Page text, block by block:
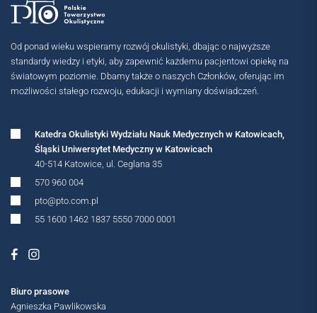
MIĘDZYNARODOWE
Od ponad wieku wspieramy rozwój okulistyki, dbając o najwyższe
standardy wiedzy i etyki, aby zapewnić każdemu pacjentowi opiekę na
światowym poziomie. Dbamy także o naszych Członków, oferując im
możliwości stałego rozwoju, edukacji i wymiany doświadczeń.
Katedra Okulistyki Wydziału Nauk Medycznych w Katowicach,
Śląski Uniwersytet Medyczny w Katowicach
40-514 Katowice, ul. Ceglana 35
570 960 004
pto@pto.com.pl
55 1600 1462 1837 5550 7000 0001
Biuro prasowe
Agnieszka Pawlikowska